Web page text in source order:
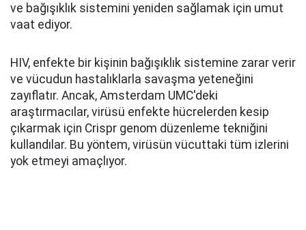
ve bağışıklık sistemini yeniden sağlamak için umut
vaat ediyor.
HIV, enfekte bir kişinin bağışıklık sistemine zarar verir
ve vücudun hastalıklarla savaşma yeteneğini
zayıflatır. Ancak, Amsterdam UMC'deki
araştırmacılar, virüsü enfekte hücrelerden kesip
çıkarmak için Crispr genom düzenleme tekniğini
kullandılar. Bu yöntem, virüsün vücuttaki tüm izlerini
yok etmeyi amaçlıyor.